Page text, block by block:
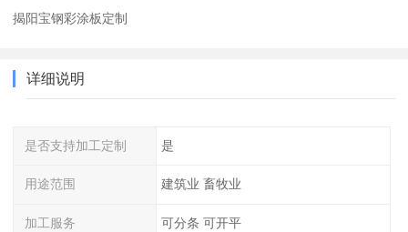
揭阳宝钢彩涂板定制
详细说明
是否支持加工定制 是
用途范围 建筑业 畜牧业
加工服务 可分条 可开平